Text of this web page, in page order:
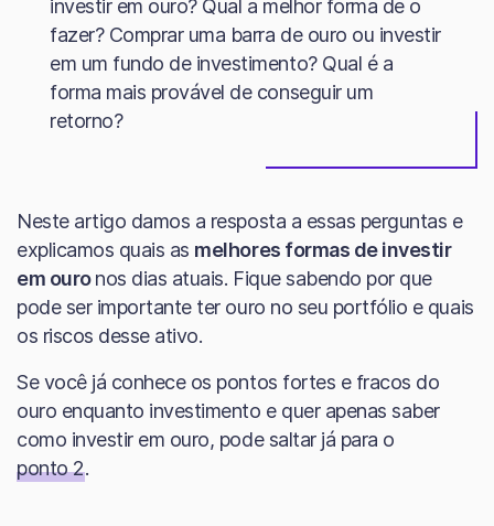
investir em ouro? Qual a melhor forma de o
fazer? Comprar uma barra de ouro ou investir
em um fundo de investimento? Qual é a
forma mais provável de conseguir um
retorno?
Neste artigo damos a resposta a essas perguntas e
explicamos quais as melhores formas de investir
em ouronos dias atuais. Fique sabendo por que
pode ser importante ter ouro no seu portfólio e quais
os riscos desse ativo.
Se você já conhece os pontos fortes e fracos do
ouro enquanto investimento e quer apenas saber
como investir em ouro, pode saltar já para o
ponto 2.